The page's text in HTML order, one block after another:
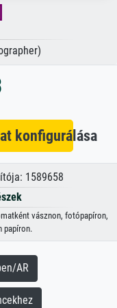
konfigurálása
1589658
vásznon, fotópapíron,
papíron.
AR